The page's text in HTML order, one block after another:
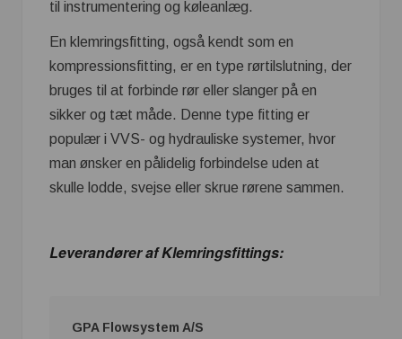
til instrumentering og køleanlæg.
En klemringsfitting, også kendt som en
kompressionsfitting, er en type rørtilslutning, der
bruges til at forbinde rør eller slanger på en
sikker og tæt måde. Denne type fitting er
populær i VVS- og hydrauliske systemer, hvor
man ønsker en pålidelig forbindelse uden at
skulle lodde, svejse eller skrue rørene sammen.
Leverandører af Klemringsfittings:
GPA Flowsystem A/S